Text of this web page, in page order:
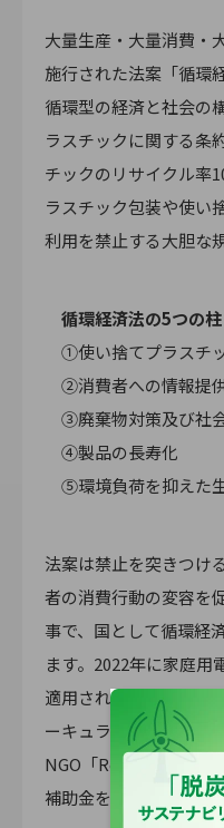
大量生産・大量消費・
施行された法案「循環
循環型の経済と社会の
ラスチックに関する条
チックのリサイクル率
ラスチック包装や使い
利用を禁止する大胆な
循環経済法の5つの柱
①使い捨てプラスチ
②消費者への情報提
③廃棄物対策及び社
④製品の長寿化
⑤環境負荷を抑えた
法案は禁止を突きつけ
者の消費行動の変容を
事で、国として循環経
ます。2022年に家庭
適用され、2023年にフ
ーキュラーエコノミー
NGO「Refashion」運
補助金を支給するとい